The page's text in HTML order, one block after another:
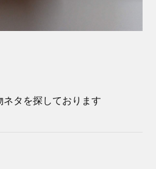
タを探しております